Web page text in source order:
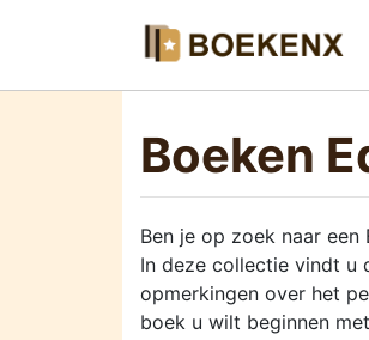
Boeken
Ben je op zoek naar
In deze collectie vindt u
opmerkingen over het
boek u wilt beginnen